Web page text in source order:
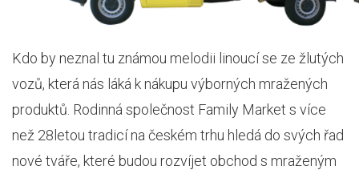
Kdo by neznal tu známou melodii linoucí se ze žlutých
vozů, která nás láká k nákupu výborných mražených
produktů. Rodinná společnost Family Market s více
než 28letou tradicí na českém trhu hledá do svých řad
nové tváře, které budou rozvíjet obchod s mraženým